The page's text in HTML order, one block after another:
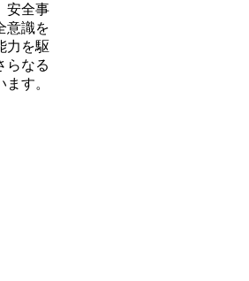
安全事
意識を
力を駆
らなる
す。